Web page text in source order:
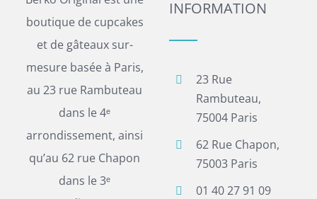
boutique de cupcakes
et de gâteaux sur-
mesure basée à Paris,
au 23 rue Rambuteau
dans le 4ᵉ
arrondissement, ainsi
qu’au 62 rue Chapon
dans le 3ᵉ
INFORMATION
23 Rue
Rambuteau,
75004 Paris
62 Rue Chapon,
75003 Paris
01 40 27 91 09